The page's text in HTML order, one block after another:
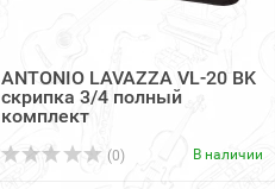
ANTONIO LAVAZZA VL-20 BK
скрипка 3/4 полный
комплект
(0) В наличии